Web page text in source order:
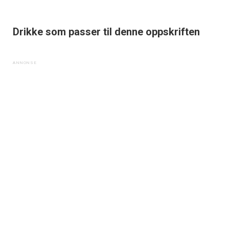
Drikke som passer til denne oppskriften